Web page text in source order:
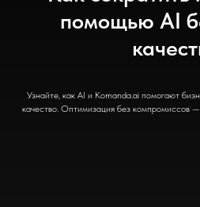
помощью AI
Узнайте, как AI и Komanda.ai помогают
качество. Оптимизация без компромиссов